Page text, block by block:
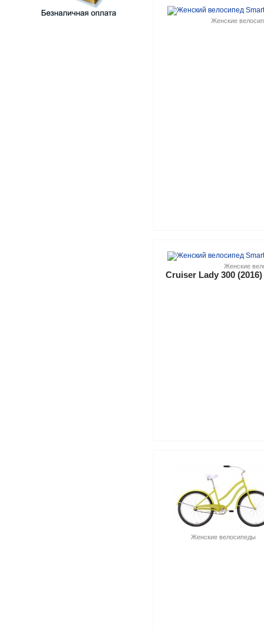
Женские
Женские
Cruiser Lady 300 (2016)
Женские велосипеды